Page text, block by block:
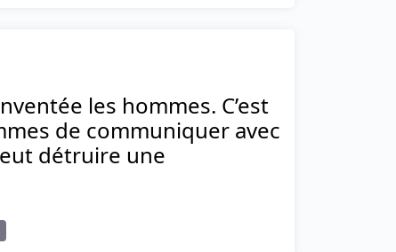
les hommes. C’est
de communiquer avec
détruire une